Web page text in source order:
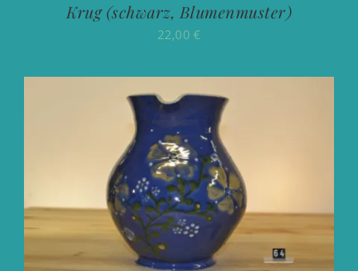
Krug (schwarz, Blumenmuster)
22,00€